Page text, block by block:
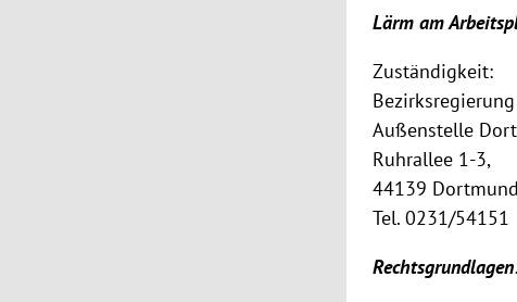
Lärm am
Zuständigkeit:
Außenstelle
Ruhrallee 1-3,
44139 Dortmund
Tel. 0231/54151